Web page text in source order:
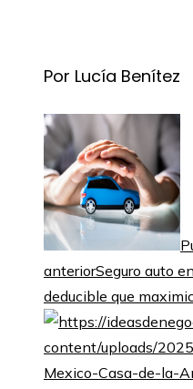
Por Lucía Benítez
anteriorSeguro auto
deducible que